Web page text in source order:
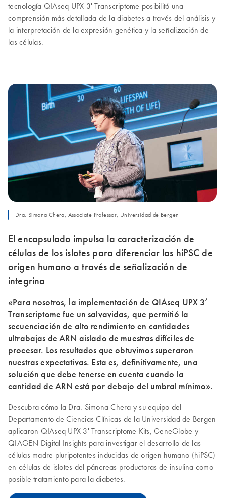
tecnología QIAseq UPX 3' Transcriptome posibilitó una
comprensión más detallada de la diabetes a través del análisis y
la interpretación de la expresión genética y la señalización de
las células.
Dra. Simona Chera, Associate Professor, Universidad de Bergen
El encapsulado impulsa la caracterización de
células de los islotes para diferenciar las hiPSC de
origen humano a través de señalización de
integrina
«Para nosotros, la implementación de QIAseq UPX 3’
Transcriptome fue un salvavidas, que permitió la
secuenciación de alto rendimiento en cantidades
ultrabajas de ARN aislado de muestras difíciles de
procesar. Los resultados que obtuvimos superaron
nuestras expectativas. Esta es, definitivamente, una
solución que debe tenerse en cuenta cuando la
cantidad de ARN está por debajo del umbral mínimo».
Descubra cómo la Dra. Simona Chera y su equipo del
Departamento de Ciencias Clínicas de la Universidad de Bergen
aplicaron QIAseq UPX 3' Transcriptome Kits, GeneGlobe y
QIAGEN Digital Insights para investigar el desarrollo de las
células madre pluripotentes inducidas de origen humano (hiPSC)
en células de islotes del páncreas productoras de insulina como
posible tratamiento para la diabetes.